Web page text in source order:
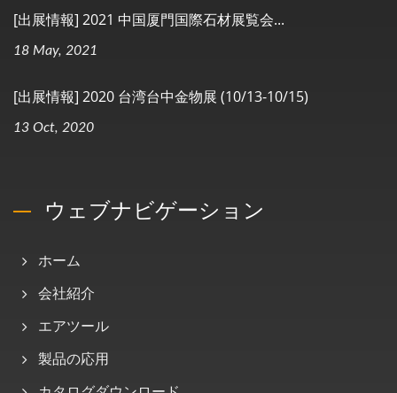
[出展情報] 2021 中国厦門国際石材展覧会...
18 May, 2021
[出展情報] 2020 台湾台中金物展 (10/13-10/15)
13 Oct, 2020
ウェブナビゲーション
ホーム
会社紹介
エアツール
製品の応用